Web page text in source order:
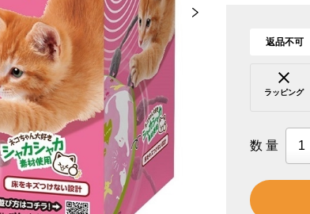
返品不可
ラッピング
数量